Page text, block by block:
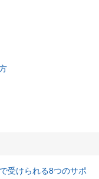
受けられる8つのサポ